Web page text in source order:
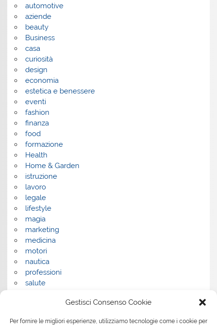
Gestisci Consenso Cookie
Per fornire le migliori esperienze, utilizziamo tecnologie come i cookie per
automotive
aziende
beauty
Business
casa
curiosità
design
economia
estetica e benessere
eventi
fashion
finanza
food
formazione
Health
Home & Garden
istruzione
lavoro
legale
lifestyle
magia
marketing
medicina
motori
nautica
professioni
salute